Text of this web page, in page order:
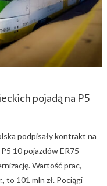
pojadą na P5
podpisały kontrakt na
10 pojazdów ER75
Wartość prac,
to 101 mln zł. Pociągi